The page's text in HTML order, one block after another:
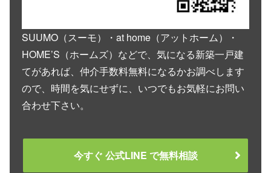
SUUMO（スーモ）・at home（アットホーム）・
HOME’S（ホームズ）などで、気になる新築一戸建
てがあれば、仲介手数料無料になるかお調べします
ので、時間を気にせずに、いつでもお気軽にお問い
合わせ下さい。
今すぐ 公式LINE で無料相談